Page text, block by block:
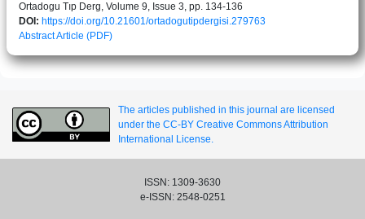
Ortadogu Tıp Derg, Volume 9, Issue 3, pp. 134-136
DOI: https://doi.org/10.21601/ortadogutipdergisi.279763
AbstractArticle (PDF)
The articles published in this journal are licensed
under the CC-BY Creative Commons Attribution
International License.
ISSN: 1309-3630
e-ISSN: 2548-0251